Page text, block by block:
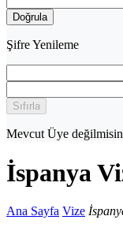
Doğrula
Şifre Yenileme
Sıfırla
Mevcut Üye
İspanya
Ana Sayfa Vize